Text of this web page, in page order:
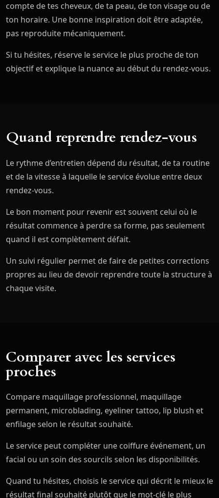
compte de tes cheveux, de ta peau, de ton visage ou de
ton horaire. Une bonne inspiration doit être adaptée,
pas reproduite mécaniquement.
Si tu hésites, réserve le service le plus proche de ton
objectif et explique la nuance au début du rendez-vous.
Quand reprendre rendez-vous
Le rythme d’entretien dépend du résultat, de ta routine
et de la vitesse à laquelle le service évolue entre deux
rendez-vous.
Le bon moment pour revenir est souvent celui où le
résultat commence à perdre sa forme, pas seulement
quand il est complètement défait.
Un suivi régulier permet de faire de petites corrections
propres au lieu de devoir reprendre toute la structure à
chaque visite.
Comparer avec les services
proches
Compare maquillage professionnel, maquillage
permanent, microblading, eyeliner tattoo, lip blush et
enfilage selon le résultat souhaité.
Le service peut compléter une coiffure événement, un
facial ou un soin des sourcils selon les disponibilités.
Quand tu hésites, choisis le service qui décrit le mieux le
résultat final souhaité plutôt que le mot-clé le plus